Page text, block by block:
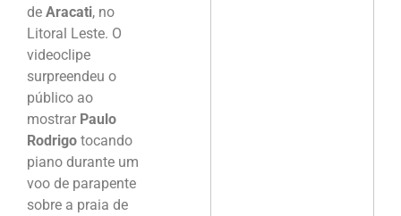
de Aracati, no
Litoral Leste. O
videoclipe
surpreendeu o
público ao
mostrar Paulo
Rodrigo tocando
piano durante um
voo de parapente
sobre a praia de